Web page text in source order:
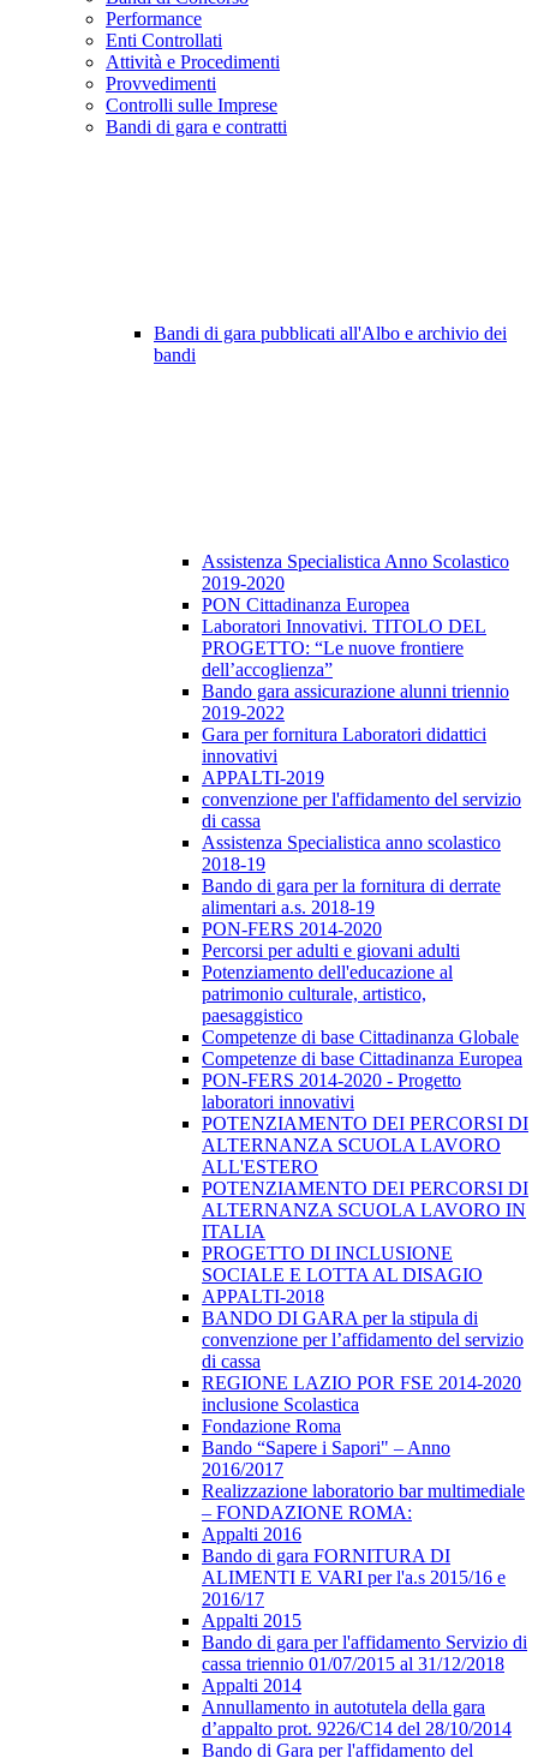
Performance
Enti Controllati
Attività e Procedimenti
Provvedimenti
Controlli sulle Imprese
Bandi di gara e contratti
Bandi di gara pubblicati all'Albo e archivio dei
bandi
Assistenza Specialistica Anno Scolastico
2019-2020
PON Cittadinanza Europea
Laboratori Innovativi. TITOLO DEL
PROGETTO: “Le nuove frontiere
dell’accoglienza”
Bando gara assicurazione alunni triennio
2019-2022
Gara per fornitura Laboratori didattici
innovativi
APPALTI-2019
convenzione per l'affidamento del servizio
di cassa
Assistenza Specialistica anno scolastico
2018-19
Bando di gara per la fornitura di derrate
alimentari a.s. 2018-19
PON-FERS 2014-2020
Percorsi per adulti e giovani adulti
Potenziamento dell'educazione al
patrimonio culturale, artistico,
paesaggistico
Competenze di base Cittadinanza Globale
Competenze di base Cittadinanza Europea
PON-FERS 2014-2020 - Progetto
laboratori innovativi
POTENZIAMENTO DEI PERCORSI DI
ALTERNANZA SCUOLA LAVORO
ALL'ESTERO
POTENZIAMENTO DEI PERCORSI DI
ALTERNANZA SCUOLA LAVORO IN
ITALIA
PROGETTO DI INCLUSIONE
SOCIALE E LOTTA AL DISAGIO
APPALTI-2018
BANDO DI GARA per la stipula di
convenzione per l’affidamento del servizio
di cassa
REGIONE LAZIO POR FSE 2014-2020
inclusione Scolastica
Fondazione Roma
Bando “Sapere i Sapori" – Anno
2016/2017
Realizzazione laboratorio bar multimediale
– FONDAZIONE ROMA:
Appalti 2016
Bando di gara FORNITURA DI
ALIMENTI E VARI per l'a.s 2015/16 e
2016/17
Appalti 2015
Bando di gara per l'affidamento Servizio di
cassa triennio 01/07/2015 al 31/12/2018
Appalti 2014
Annullamento in autotutela della gara
d’appalto prot. 9226/C14 del 28/10/2014
Bando di Gara per l'affidamento del